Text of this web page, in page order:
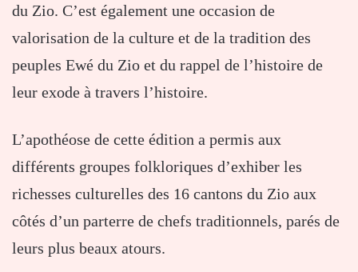
du Zio. C’est également une occasion de
valorisation de la culture et de la tradition des
peuples Ewé du Zio et du rappel de l’histoire de
leur exode à travers l’histoire.
L’apothéose de cette édition a permis aux
différents groupes folkloriques d’exhiber les
richesses culturelles des 16 cantons du Zio aux
côtés d’un parterre de chefs traditionnels, parés de
leurs plus beaux atours.